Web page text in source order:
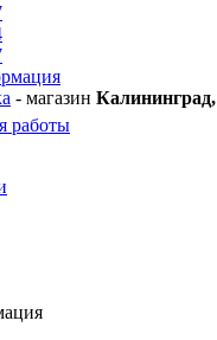
- магазин
работы